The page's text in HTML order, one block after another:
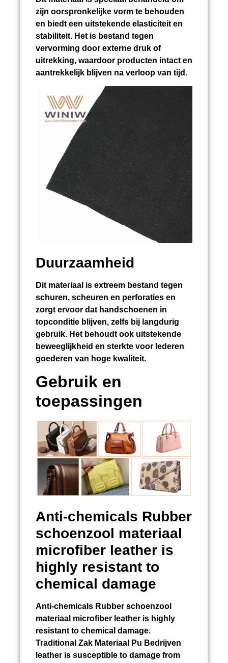
zijn oorspronkelijke vorm te behouden
en biedt een uitstekende elasticiteit en
stabiliteit. Het is bestand tegen
vervorming door externe druk of
uitrekking, waardoor producten intact en
aantrekkelijk blijven na verloop van tijd.
Duurzaamheid
Dit materiaal is extreem bestand tegen
schuren, scheuren en perforaties en
zorgt ervoor dat handschoenen in
topconditie blijven, zelfs bij langdurig
gebruik. Het behoudt ook uitstekende
beweeglijkheid en sterkte voor lederen
goederen van hoge kwaliteit.
Gebruik en
toepassingen
Anti-chemicals Rubber
schoenzool materiaal
microfiber leather is
highly resistant to
chemical damage
Anti-chemicals Rubber schoenzool
materiaal microfiber leather is highly
resistant to chemical damage.
Traditional Zak Materiaal Pu Bedrijven
leather is susceptible to damage from